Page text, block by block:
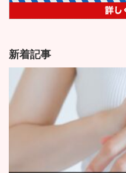
新着記事